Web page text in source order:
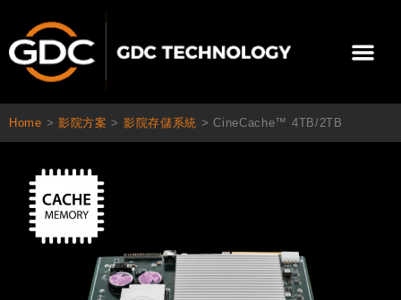
主
選
單
Home > 影院方案 > 影院存儲系統 >CineCache™ 4TB/2TB